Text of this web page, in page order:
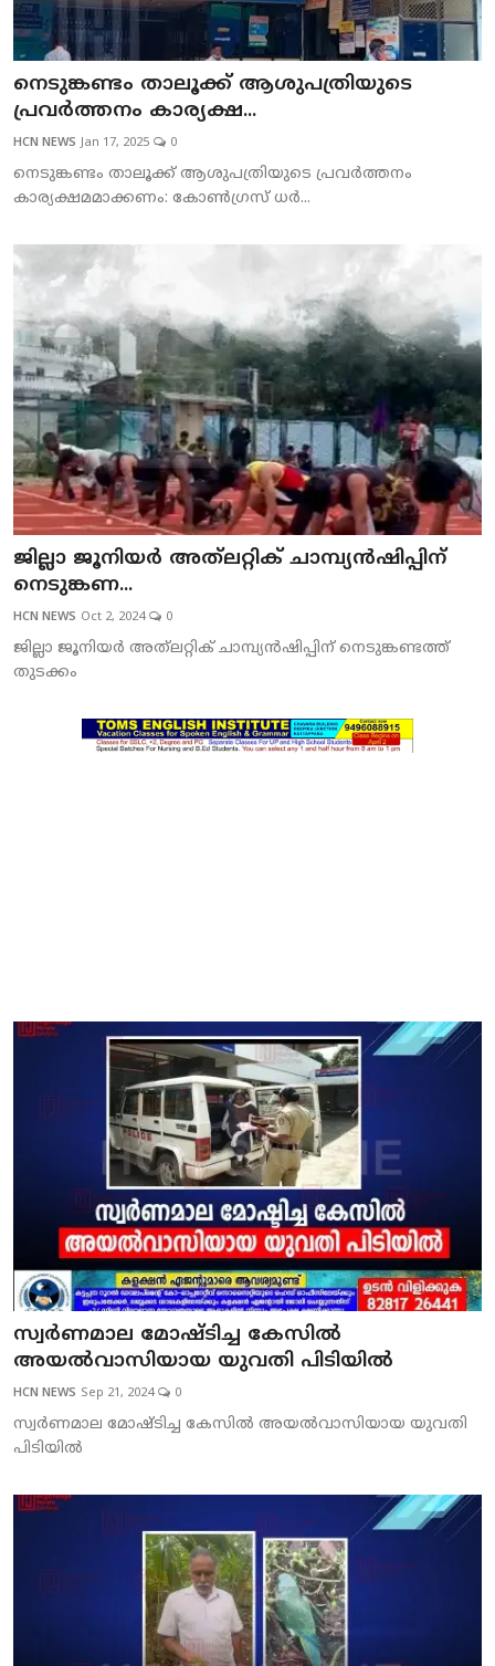
KERALA
IDUKKI
VANDIPERIYAR
UPPUTHARA
CRIME
ACCIDENT
NEDUMKANDAM
ADIMALY
LOCAL NEWS
SPORTS
MURIKKASSERY
നെടുങ്കണ്ടം താലൂക്ക് ആശുപത്രിയുടെ
പ്രവര്‍ത്തനം കാര്യക്ഷ...
HCN NEWS Jan 17, 2025 0
നെടുങ്കണ്ടം താലൂക്ക് ആശുപത്രിയുടെ പ്രവര്‍ത്തനം
കാര്യക്ഷമമാക്കണം: കോണ്‍ഗ്രസ് ധര്‍...
ജില്ലാ ജൂനിയര്‍ അത്‌ലറ്റിക് ചാമ്പ്യന്‍ഷിപ്പിന്
നെടുങ്കണ...
HCN NEWS Oct 2, 2024 0
ജില്ലാ ജൂനിയര്‍ അത്‌ലറ്റിക് ചാമ്പ്യന്‍ഷിപ്പിന് നെടുങ്കണ്ടത്ത്
തുടക്കം
സ്വര്‍ണമാല മോഷ്ടിച്ച കേസില്‍
അയല്‍വാസിയായ യുവതി പിടിയില്‍
HCN NEWS Sep 21, 2024 0
സ്വര്‍ണമാല മോഷ്ടിച്ച കേസില്‍ അയല്‍വാസിയായ യുവതി
പിടിയില്‍